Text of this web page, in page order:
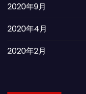
2020年9月
2020年4月
2020年2月